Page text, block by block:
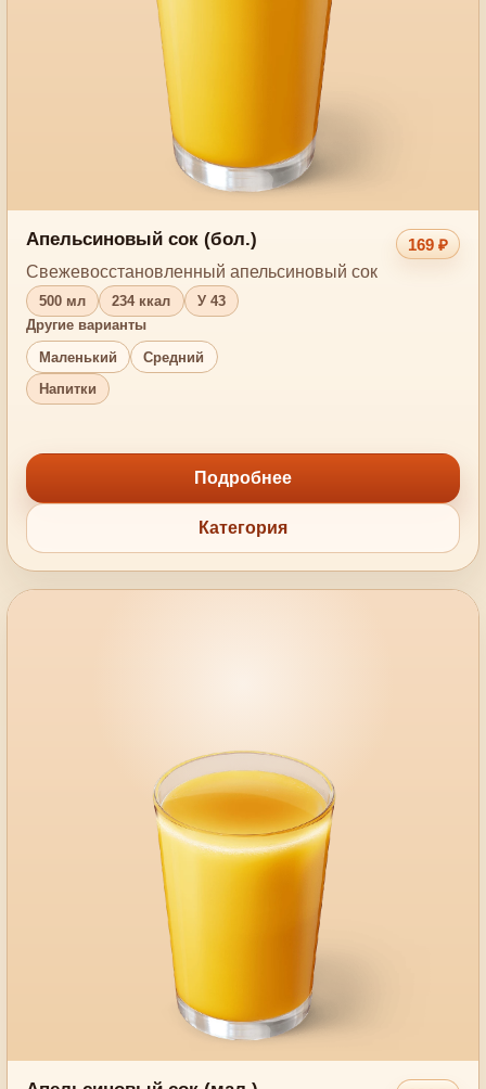
Апельсиновый сок (бол.)
169 ₽
Свежевосстановленный апельсиновый сок
500 мл 234 ккал
У 43
Другие варианты
Маленький
Средний
Напитки
Подробнее
Категория